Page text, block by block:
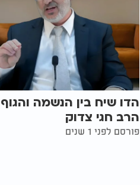
הדו שיח בין הנשמה והגוף |
הרב חגי צדוק
פורסם לפני 1 שנים